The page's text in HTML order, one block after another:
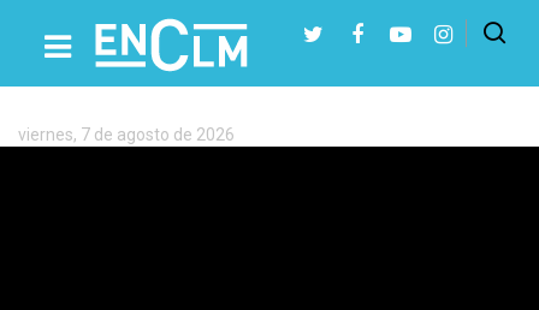
Etiqueta:
Abraham
Mateo
Presiona Intro para buscar o ESC para cerrar
viernes, 7 de agosto de 2026